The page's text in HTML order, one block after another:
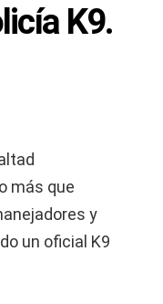
K9.
más que
y
un oficial K9